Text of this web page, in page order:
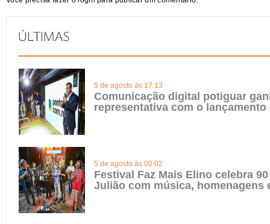
5 de agosto às 17:13
Comunicação digital potiguar
representativa com o lançamento
5 de agosto às 00:02
Festival Faz Mais Elino celebra
Julião com música, homenagens